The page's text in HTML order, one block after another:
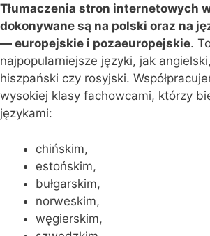
Tłumaczenia stron internetowych
dokonywane są na polski oraz na
— europejskie i pozaeuropejskie.
najpopularniejsze języki, jak
hiszpański czy rosyjski.
wysokiej klasy fachowcami, którzy
językami:
chińskim,
estońskim,
bułgarskim,
norweskim,
węgierskim,